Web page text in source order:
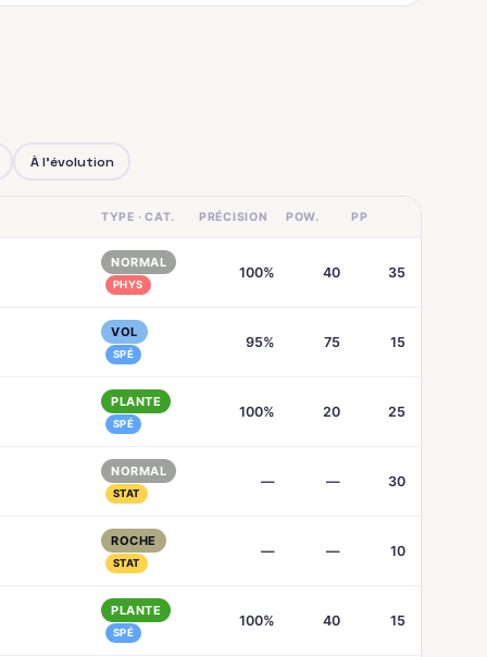
À l'évolution
TYPE · CAT. PRÉCISION POW. PP
NORMAL
PHYS
100% 40 35
VOL
SPÉ
95% 75 15
PLANTE
SPÉ
100% 20 25
NORMAL
STAT
— — 30
ROCHE
STAT
— — 10
PLANTE
SPÉ
100% 40 15